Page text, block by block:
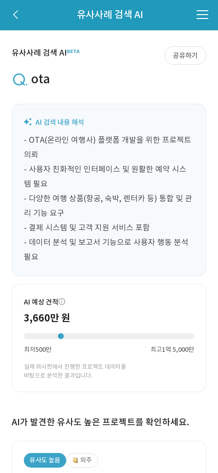
유사사례 검색 AI
유사사례 검색 AI 공유하기
ota
- OTA(온라인 여행사) 플랫폼 개발을 위한 프로젝트
의뢰
- 사용자 친화적인 인터페이스 및 원활한 예약 시스
템 필요
- 다양한 여행 상품(항공, 숙박, 렌터카 등) 통합 및 관
리 기능 요구
- 결제 시스템 및 고객 지원 서비스 포함
- 데이터 분석 및 보고서 기능으로 사용자 행동 분석
필요
AI 예상 견적
3,660만 원
최저500만 최고1억 5,000만
실제 위시켓에서 진행한 프로젝트 데이터를
바탕으로 분석한 결과입니다.
AI가 발견한 유사도 높은 프로젝트를 확인하세요.
유사도 높음 외주